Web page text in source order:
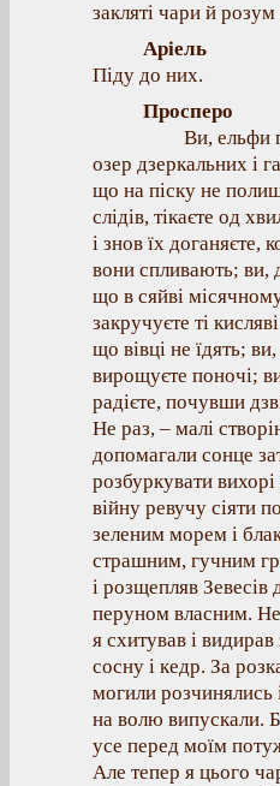
закляті чари й
Аріель
Піду до них.
Просперо
Ви, ельфи
озер дзеркальних і
що на піску не
слідів, тікаєте од
і знов їх доганяєте,
вони спливають; ви,
що в сяйві
закручуєте ті
що вівці не їдять;
вирощуєте поночі;
радієте, почувши
Не раз, – малі
допомагали сонце
розбуркувати
війну ревучу сіяти
зеленим морем і
страшним, гучним
і розщепляв Зевесів
перуном власним.
я схитував і
сосну і кедр. За
могили розчинялись
на волю випускали.
усе перед моїм
Але тепер я цього